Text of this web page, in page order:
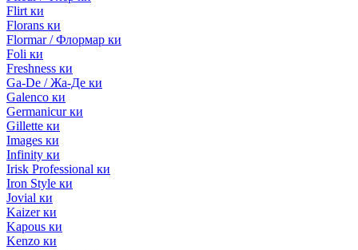
Flirt ки
Florans ки
Flormar / Флормар ки
Foli ки
Freshness ки
Ga-De / Жа-Де ки
Galenco ки
Germanicur ки
Gillette ки
Images ки
Infinity ки
Irisk Professional ки
Iron Style ки
Jovial ки
Kaizer ки
Kapous ки
Kenzo ки